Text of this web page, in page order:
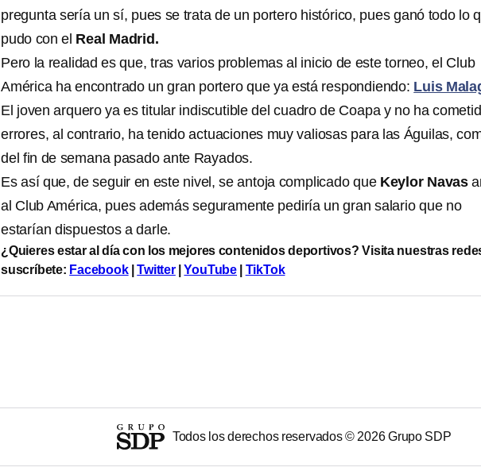
pregunta sería un sí, pues se trata de un portero histórico, pues ganó todo lo
pudo con el Real Madrid.
Pero la realidad es que, tras varios problemas al inicio de este torneo, el Club
América ha encontrado un gran portero que ya está respondiendo: Luis
El joven arquero ya es titular indiscutible del cuadro de Coapa y no ha
errores, al contrario, ha tenido actuaciones muy valiosas para las Águilas,
del fin de semana pasado ante Rayados.
Es así que, de seguir en este nivel, se antoja complicado queKeylor Navas
al Club América, pues además seguramente pediría un gran salario que no
estarían dispuestos a darle.
¿Quieres estar al día con los mejores contenidos deportivos? Visita nuestras
suscríbete: Facebook|Twitter|YouTube TikTok
Todos los derechos reservados © 2026Grupo SDP